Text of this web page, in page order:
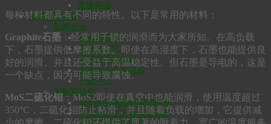
变速箱油
新闻与应用
新闻资讯
技术与应用
润滑油知识
环保润滑油Q&A
润滑油技术术语表
下载中心
实验室信息
润滑油生物降解测试标准
润滑油的生态毒性及分级
每种材料都具有不同的特性。以下是常用的材料：
Graphite石墨 ：经常用于锁的润滑而为大家所知。在高负载
下，石墨提供低摩擦系数。即使在高湿度下，石墨也能提供良
好的润滑。并且还受益于高温稳定性。但石墨是导电的，这是
一个缺点，因为可能导致腐蚀。
MoS二硫化钼：MoS2即使在真空中也能润滑，使用温度超过
350°C，二硫化钼防止粘滑，并且随着负载的增加，它提供减